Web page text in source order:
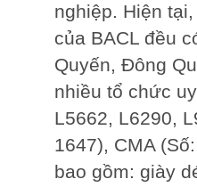
nghiệp. Hiện
của BACL đều
Quyến, Đông
nhiều tổ chức
L5662, L6290,
1647), CMA
bao gồm: giày